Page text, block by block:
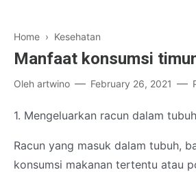
Home › Kesehatan
Manfaat konsumsi
Oleh artwino February 26, 2021
1. Mengeluarkan racun dalam
Racun yang masuk dalam tubuh,
konsumsi makanan tertentu atau